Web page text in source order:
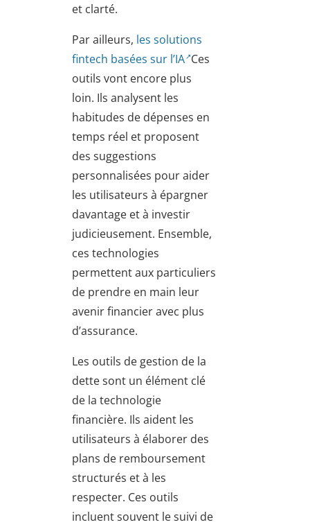
et clarté.
Par ailleurs, les solutions
fintech basées sur l’IA Ces
outils vont encore plus
loin. Ils analysent les
habitudes de dépenses en
temps réel et proposent
des suggestions
personnalisées pour aider
les utilisateurs à épargner
davantage et à investir
judicieusement. Ensemble,
ces technologies
permettent aux particuliers
de prendre en main leur
avenir financier avec plus
d’assurance.
Les outils de gestion de la
dette sont un élément clé
de la technologie
financière. Ils aident les
utilisateurs à élaborer des
plans de remboursement
structurés et à les
respecter. Ces outils
incluent souvent le suivi de